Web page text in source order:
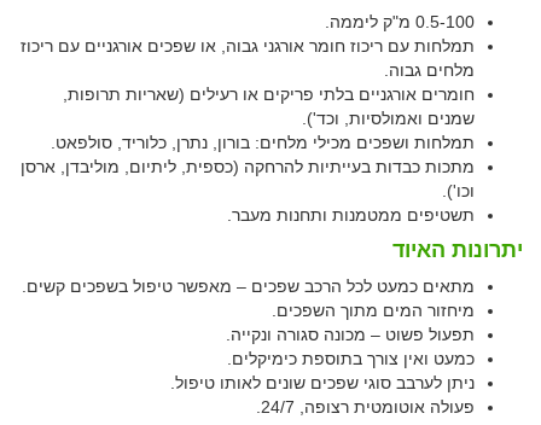
0.5-100 מ"ק ליממה.
תמלחות עם ריכוז חומר אורגני גבוה, או שפכים אורגניים עם ריכוז
מלחים גבוה.
חומרים אורגניים בלתי פריקים או רעילים (שאריות תרופות,
שמנים ואמולסיות, וכד').
תמלחות ושפכים מכילי מלחים: בורון, נתרן, כלוריד, סולפאט.
מתכות כבדות בעייתיות להרחקה (כספית, ליתיום, מוליבדן, ארסן
וכו').
תשטיפים ממטמנות ותחנות מעבר.
יתרונות האיוד
מתאים כמעט לכל הרכב שפכים – מאפשר טיפול בשפכים קשים.
מיחזור המים מתוך השפכים.
תפעול פשוט – מכונה סגורה ונקייה.
כמעט ואין צורך בתוספת כימיקלים.
ניתן לערבב סוגי שפכים שונים לאותו טיפול.
פעולה אוטומטית רצופה, 24/7.